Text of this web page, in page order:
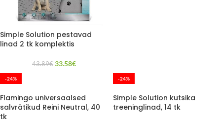
Simple Solution pestavad
linad 2 tk komplektis
43.89€ 33.58€
-24%
Flamingo universaalsed
salvrätikud Reini Neutral, 40
tk
-24%
Simple Solution kutsika
treeninglinad, 14 tk